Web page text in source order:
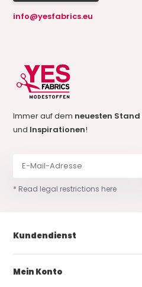
info@yesfabrics.eu
Immer auf dem neuesten Stand
und Inspirationen!
* Read legal restrictions here
Kundendienst
Mein Konto